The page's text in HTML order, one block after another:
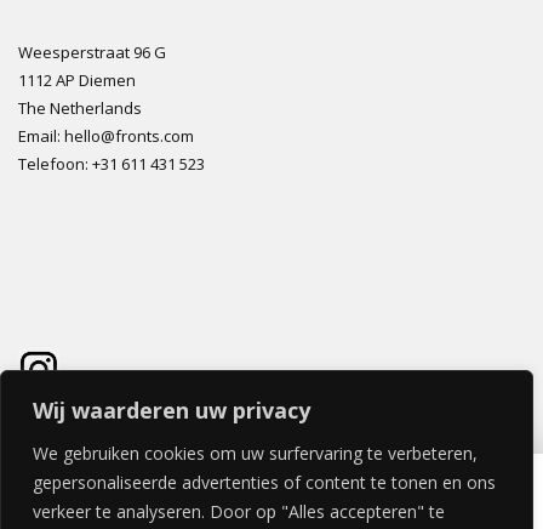
Wij waarderen uw privacy
We gebruiken cookies om uw surfervaring te verbeteren,
gepersonaliseerde advertenties of content te tonen en ons
verkeer te analyseren. Door op "Alles accepteren" te
Weesperstraat 96 G
1112 AP Diemen
The Netherlands
Email: hello@fronts.com
Telefoon: +31 611 431 523
FOREST HEAVEN DEUR 40x40cm
€56,87